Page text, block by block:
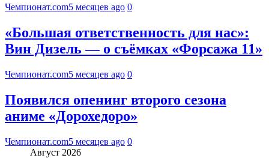
Чемпионат.com5 месяцев ago 0
«Большая ответственность для нас»:
Вин Дизель — о съёмках «Форсажа 11»
Чемпионат.com5 месяцев ago 0
Появился опенинг второго сезона
аниме «Дорохедоро»
Чемпионат.com5 месяцев ago 0
Август 2026